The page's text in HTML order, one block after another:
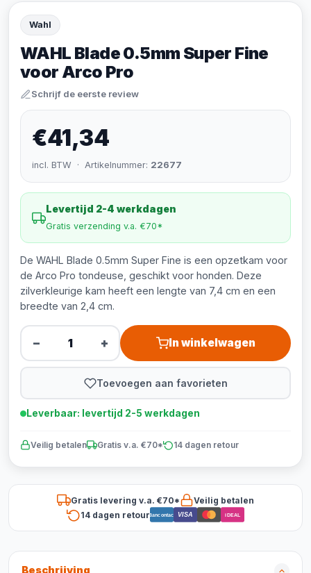
Wahl
WAHL Blade 0.5mm Super Fine
voor Arco Pro
Schrijf de eerste review
€41,34
incl. BTW · Artikelnummer: 22677
Levertijd 2-4 werkdagen
Gratis verzending v.a. €70*
De WAHL Blade 0.5mm Super Fine is een opzetkam voor
de Arco Pro tondeuse, geschikt voor honden. Deze
zilverkleurige kam heeft een lengte van 7,4 cm en een
breedte van 2,4 cm.
− + In winkelwagen
Toevoegen aan favorieten
Leverbaar: levertijd 2-5 werkdagen
Veilig betalen Gratis v.a. €70* 14 dagen retour
Gratis levering v.a. €70*
Veilig betalen
14 dagen retourBancontact VISA iDEAL
Beschrijving